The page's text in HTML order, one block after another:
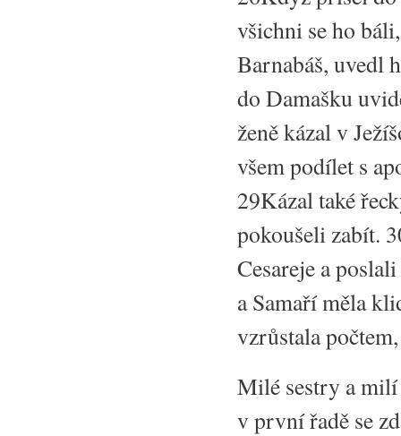
všichni se ho
Barnabáš, uvedl
do Damašku
ženě kázal v
všem podílet s
29Kázal také
pokoušeli zabít.
Cesareje a
a Samaří měla
vzrůstala
Milé sestry a
v první řadě se